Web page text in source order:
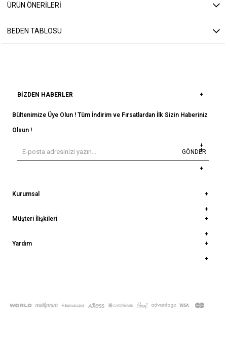
ÜRÜN ÖNERILERI
BEDEN TABLOSU
BIZDEN HABERLER
Bültenimize Üye Olun ! Tüm İndirim ve Fırsatlardan İlk Sizin Haberiniz
Olsun !
GÖNDER
Kurumsal
Müşteri İlişkileri
Yardım